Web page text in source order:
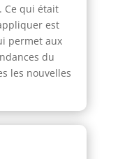
Ce qui était
est
permet aux
du
les nouvelles